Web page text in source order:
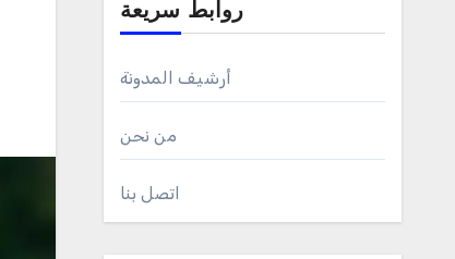
روابط سريعة
أرشيف المدونة
من نحن
اتصل بنا